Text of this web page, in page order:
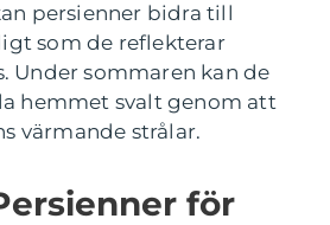
persienner bidra till
som de reflekterar
Under sommaren kan de
hemmet svalt genom att
värmande strålar.
för